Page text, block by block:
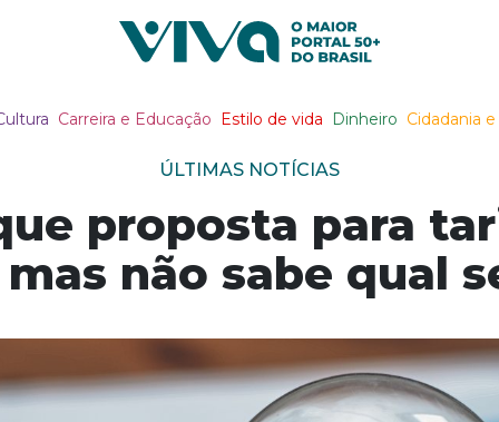
Carreira e Educação Estilo de vida Dinheiro Cidadania
ÚLTIMAS NOTÍCIAS
proposta para
não sabe qual